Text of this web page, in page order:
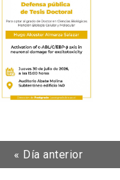
« Día anterior